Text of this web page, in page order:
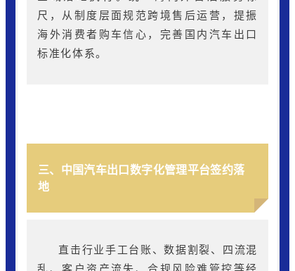
尺，从制度层面规范跨境售后运营，提振
海外消费者购车信心，完善国内汽车出口
标准化体系。
三、中国汽车出口数字化管理平台签约落
地
直击行业手工台账、数据割裂、四流混